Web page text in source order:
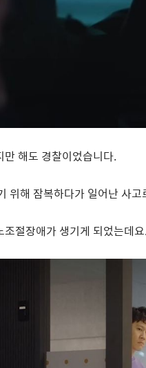
만 해도 경찰이었습니다.
위해 잠복하다가 일어난 사
조절장애가 생기게 되었는데요